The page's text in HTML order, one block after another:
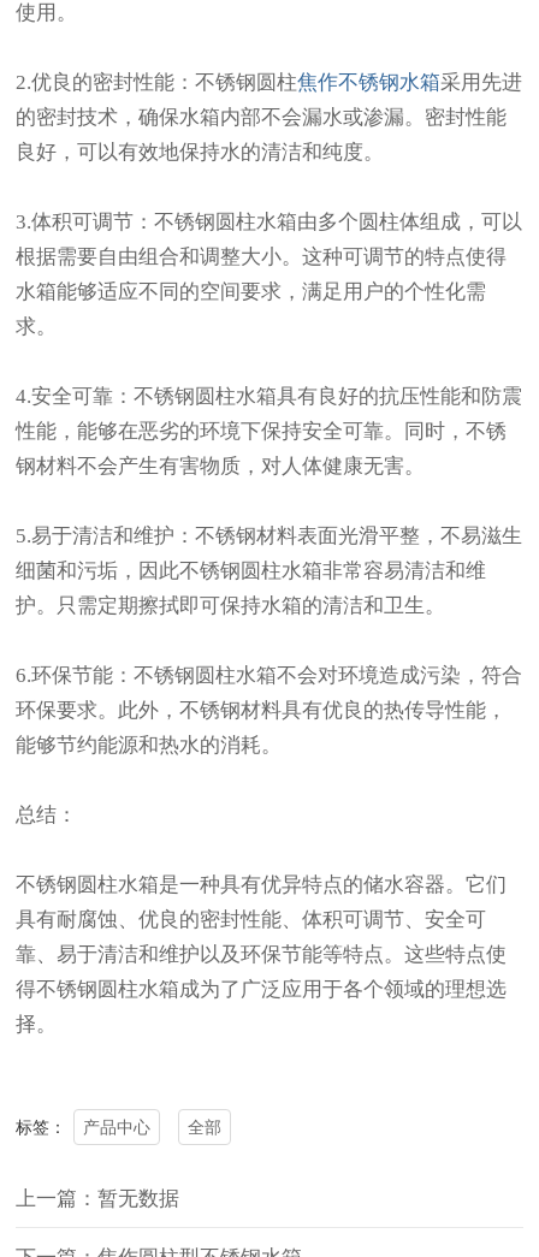
使用。
2.优良的密封性能：不锈钢圆柱焦作不锈钢水箱采用先进
的密封技术，确保水箱内部不会漏水或渗漏。密封性能
良好，可以有效地保持水的清洁和纯度。
3.体积可调节：不锈钢圆柱水箱由多个圆柱体组成，可以
根据需要自由组合和调整大小。这种可调节的特点使得
水箱能够适应不同的空间要求，满足用户的个性化需
求。
4.安全可靠：不锈钢圆柱水箱具有良好的抗压性能和防震
性能，能够在恶劣的环境下保持安全可靠。同时，不锈
钢材料不会产生有害物质，对人体健康无害。
5.易于清洁和维护：不锈钢材料表面光滑平整，不易滋生
细菌和污垢，因此不锈钢圆柱水箱非常容易清洁和维
护。只需定期擦拭即可保持水箱的清洁和卫生。
6.环保节能：不锈钢圆柱水箱不会对环境造成污染，符合
环保要求。此外，不锈钢材料具有优良的热传导性能，
能够节约能源和热水的消耗。
总结：
不锈钢圆柱水箱是一种具有优异特点的储水容器。它们
具有耐腐蚀、优良的密封性能、体积可调节、安全可
靠、易于清洁和维护以及环保节能等特点。这些特点使
得不锈钢圆柱水箱成为了广泛应用于各个领域的理想选
择。
标签： 产品中心 全部
上一篇：暂无数据